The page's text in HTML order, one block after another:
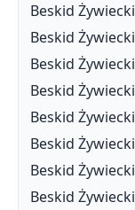
Beskid Żywiecki
Beskid Żywiecki
Beskid Żywiecki
Beskid Żywiecki
Beskid Żywiecki
Beskid Żywiecki
Beskid Żywiecki
Beskid Żywiecki